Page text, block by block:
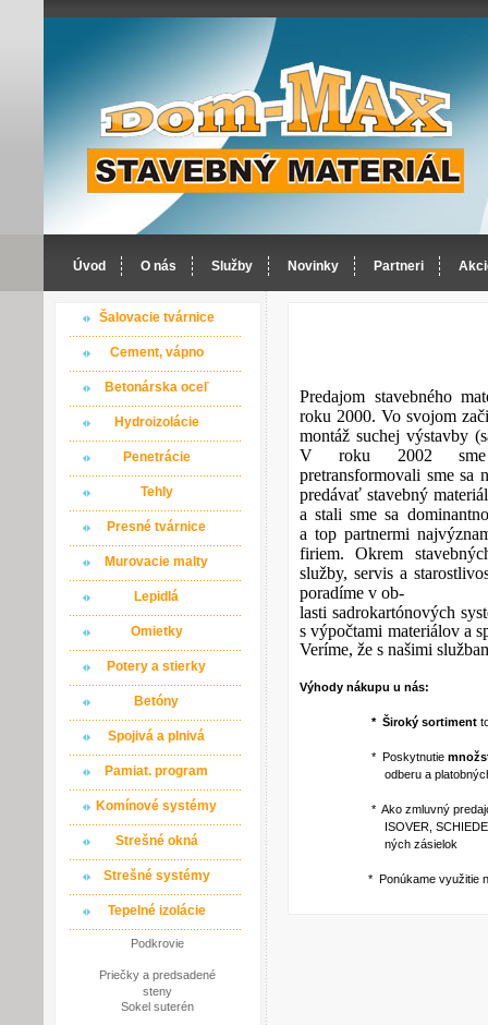
Úvod O nás Služby Novinky Partneri
Šalovacie tvárnice
Cement, vápno
Betonárska oceľ
Hydroizolácie
Penetrácie
Tehly
Presné tvárnice
Murovacie malty
Lepidlá
Omietky
Potery a stierky
Betóny
Spojivá a plnivá
Pamiat. program
Komínové systémy
Strešné okná
Strešné systémy
Tepelné izolácie
Podkrovie
Priečky a predsadené
steny
Sokel suterén
Predajom stavebného
roku 2000. Vo svojom
montáž suchej výstavby
V roku 2002 sme
pretransformovali sme sa
predávať stavebný
a stali sme sa
a top partnermi
firiem. Okrem
služby, servis a
poradíme v ob-
lasti sadrokartónových
s výpočtami materiálov a
Veríme, že s našimi
Výhody nákupu u nás:
* Široký sortiment
* Poskytnutie
odberu a platobných
* Ako zmluvný predajca
ISOVER, SCHIEDEL a iné )
ných zásielok
* Ponúkame využitie